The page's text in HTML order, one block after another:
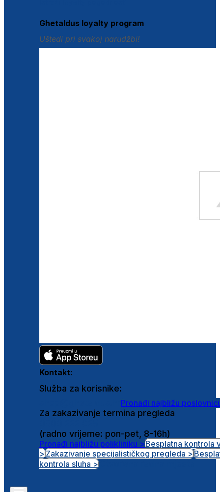
Ghetaldus loyalty program
Uštedi pri svakoj narudžbi!
Kontakt:
Služba za korisnike:
Pronađi najbližu
Za zakazivanje termina pregleda
(radno vrijeme: pon-pet, 8-16h)
Pronađi najbližu polikliniku >Besplatna kontrola
>Zakazivanje specijalističkog pregleda >
kontrola sluha >